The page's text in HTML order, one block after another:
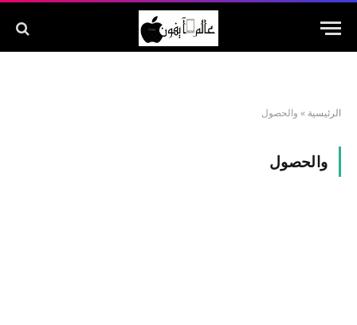
الرئيسية » والحصول
والحصول